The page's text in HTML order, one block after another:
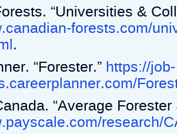
“Universities &
forests.com/
.
“Forester.” https://job-
“Average
research/